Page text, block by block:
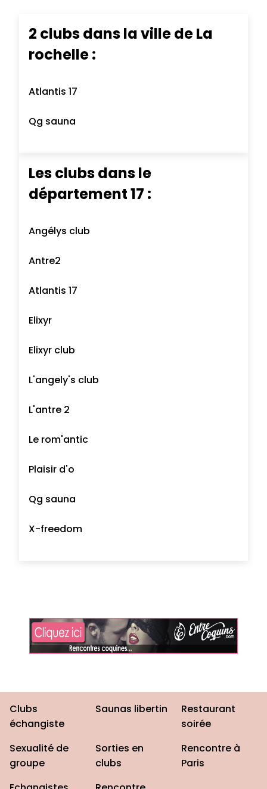
2 clubs dans la ville de La
rochelle :
Atlantis 17
Qg sauna
Les clubs dans le
département 17 :
Angélys club
Antre2
Atlantis 17
Elixyr
Elixyr club
L'angely's club
L'antre 2
Le rom'antic
Plaisir d'o
Qg sauna
X-freedom
Clubs
échangiste
Saunas libertin
Restaurant
soirée
Sexualité de
groupe
Sorties en
clubs
Rencontre à
Paris